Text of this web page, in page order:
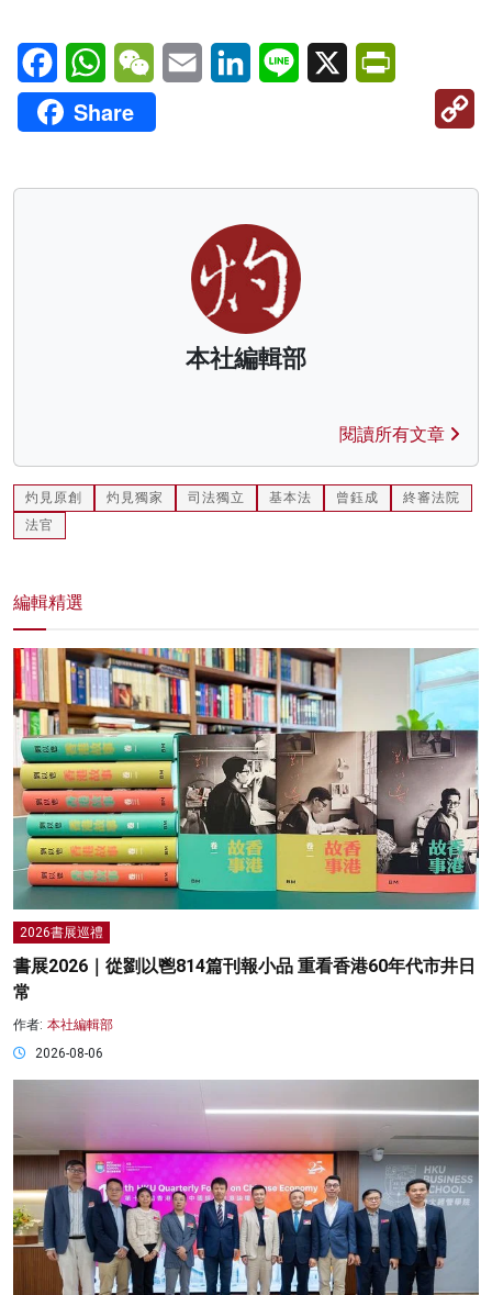
FacebookWhatsAppWeChatEmail LinkedInLine X
Share
本社編輯部
閱讀所有文章
灼見原創 灼見獨家 司法獨立 基本法 曾鈺成
終審法院
法官
編輯精選
2026書展巡禮
書展2026｜從劉以鬯814篇刊報小品 重看香港60年代市井日
常
作者: 本社編輯部
2026-08-06